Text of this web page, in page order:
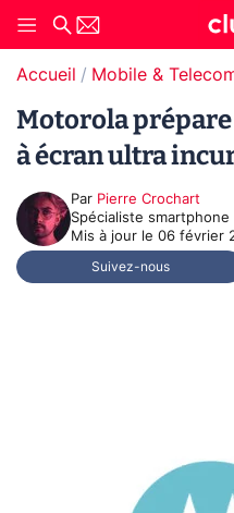
Accueil Mobile &
Motorola
à écran ultra
Par Pierre Crochart
Spécialiste smartphone
Mis à jour le 06 février
Suivez-nous